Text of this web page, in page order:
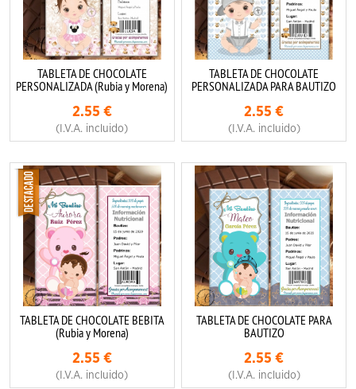
TABLETA DE CHOCOLATE
PERSONALIZADA (Rubia y Morena)
2.55 €
(I.V.A. incluido)
TABLETA DE CHOCOLATE
PERSONALIZADA PARA BAUTIZO
2.55 €
(I.V.A. incluido)
TABLETA DE CHOCOLATE BEBITA
(Rubia y Morena)
2.55 €
(I.V.A. incluido)
TABLETA DE CHOCOLATE PARA
BAUTIZO
2.55 €
(I.V.A. incluido)